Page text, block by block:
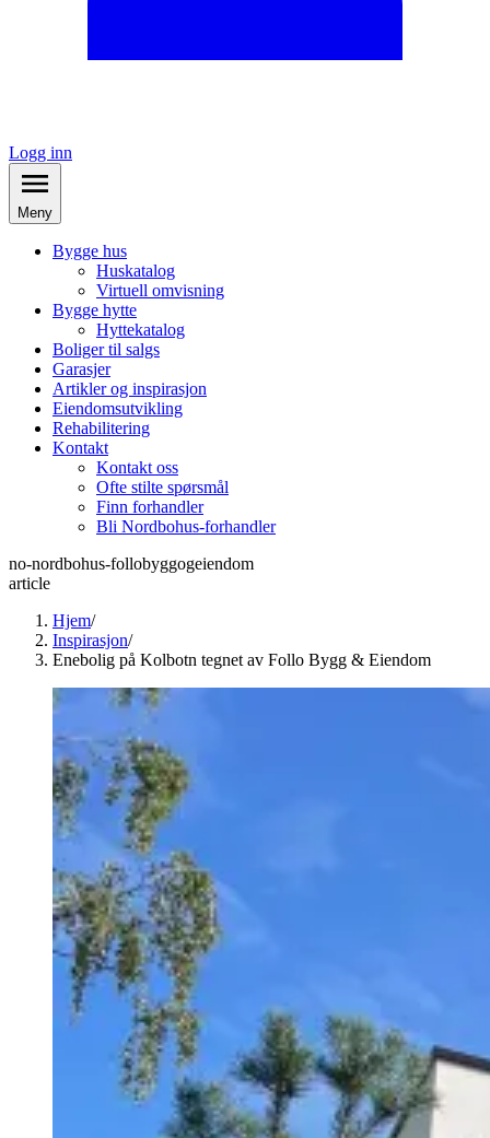
Logg inn
Meny
Bygge hus
Huskatalog
Virtuell omvisning
Bygge hytte
Hyttekatalog
Boliger til salgs
Garasjer
Artikler og inspirasjon
Eiendomsutvikling
Rehabilitering
Kontakt
Kontakt oss
Ofte stilte spørsmål
Finn forhandler
Bli Nordbohus-forhandler
no-nordbohus-follobyggogeiendom
article
Hjem/
Inspirasjon/
Enebolig på Kolbotn tegnet av Follo Bygg & Eiendom